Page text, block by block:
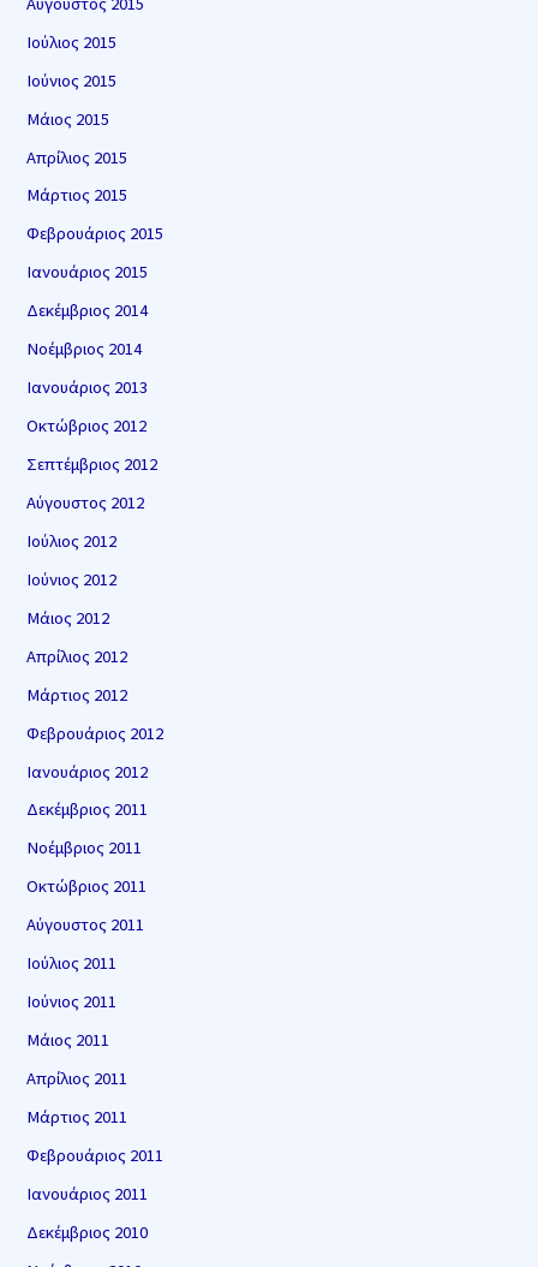
Ιούλιος 2015
Ιούνιος 2015
Μάιος 2015
Απρίλιος 2015
Μάρτιος 2015
Φεβρουάριος 2015
Ιανουάριος 2015
Δεκέμβριος 2014
Νοέμβριος 2014
Ιανουάριος 2013
Οκτώβριος 2012
Σεπτέμβριος 2012
Αύγουστος 2012
Ιούλιος 2012
Ιούνιος 2012
Μάιος 2012
Απρίλιος 2012
Μάρτιος 2012
Φεβρουάριος 2012
Ιανουάριος 2012
Δεκέμβριος 2011
Νοέμβριος 2011
Οκτώβριος 2011
Αύγουστος 2011
Ιούλιος 2011
Ιούνιος 2011
Μάιος 2011
Απρίλιος 2011
Μάρτιος 2011
Φεβρουάριος 2011
Ιανουάριος 2011
Δεκέμβριος 2010